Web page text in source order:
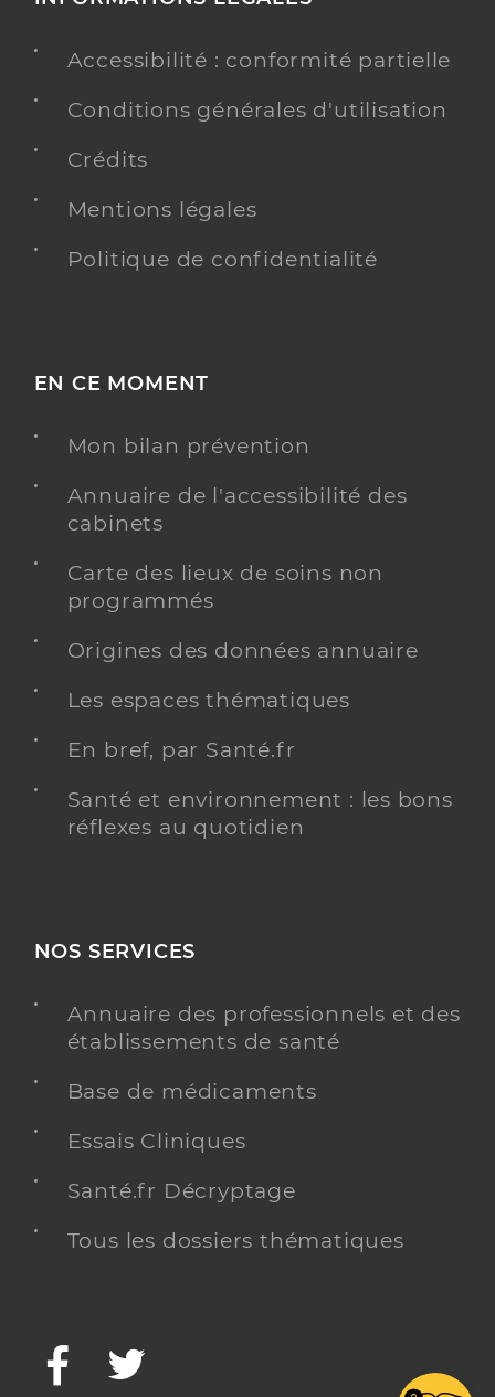
Accessibilité : conformité partielle
Conditions générales d'utilisation
Crédits
Mentions légales
Politique de confidentialité
EN CE MOMENT
Mon bilan prévention
Annuaire de l'accessibilité des
cabinets
Carte des lieux de soins non
programmés
Origines des données annuaire
Les espaces thématiques
En bref, par Santé.fr
Santé et environnement : les bons
réflexes au quotidien
NOS SERVICES
Annuaire des professionnels et des
établissements de santé
Base de médicaments
Essais Cliniques
Santé.fr Décryptage
Tous les dossiers thématiques
Facebook